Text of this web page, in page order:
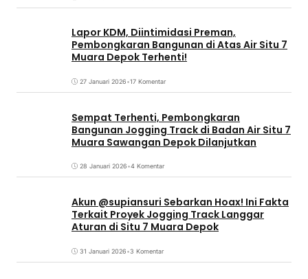
Lapor KDM, Diintimidasi Preman,
Pembongkaran Bangunan di Atas Air Situ 7
Muara Depok Terhenti!
27 Januari 2026•17 Komentar
Sempat Terhenti, Pembongkaran
Bangunan Jogging Track di Badan Air Situ 7
Muara Sawangan Depok Dilanjutkan
28 Januari 2026•4 Komentar
Akun @supiansuri Sebarkan Hoax! Ini Fakta
Terkait Proyek Jogging Track Langgar
Aturan di Situ 7 Muara Depok
31 Januari 2026•3 Komentar